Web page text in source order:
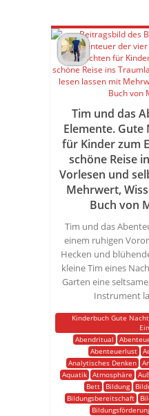
Tim und das
Elemente. Gute
für Kinder zum
schöne Reise
Vorlesen und
Mehrwert,
Buch von
Tim und das
einem ruhigen
Hecken und
kleine Tim eines
Garten eine
Instrument
Kinderbuch Gute
Abendritual
Abenteuerlust
Analytisches Denken
Aquatik Atmosphäre
Bett
Bildung
Bildungsbereitschaft